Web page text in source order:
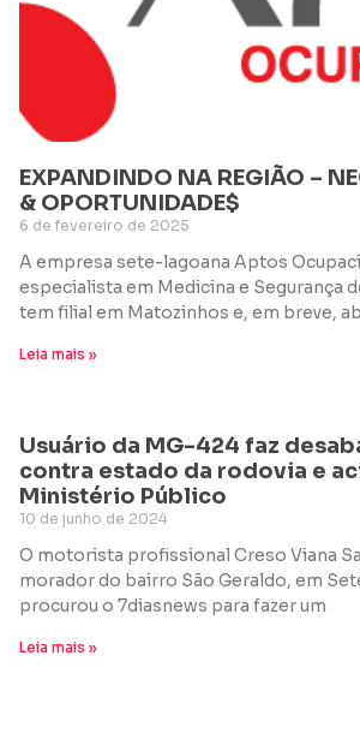
EXPANDINDO NA REGIÃO –
& OPORTUNIDADE$
6 de fevereiro de 2025
A empresa sete-lagoana Aptos
especialista em Medicina e Segurança
tem filial em Matozinhos e, em breve,
Leia mais »
Usuário da MG-424 faz
contra estado da rodovia e
Ministério Público
10 de junho de 2024
O motorista profissional Creso Viana
morador do bairro São Geraldo, em
procurou o 7diasnews para fazer um
Leia mais »